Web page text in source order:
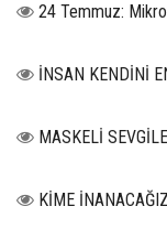
24 Temmuz:
İNSAN KENDİNİ
MASKELİ
KİME İNANACAĞIZ